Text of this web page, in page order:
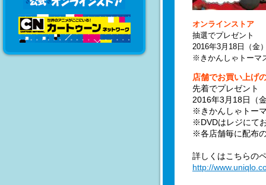
オンラインストア
抽選でプレゼント
2016年3月18日（金
※きかんしゃトーマ
店舗でお買い上げ
先着でプレゼント
2016年3月18日（
※きかんしゃトー
※DVDはレジにて
※各店舗毎に配布
詳しくはこちらの
http://